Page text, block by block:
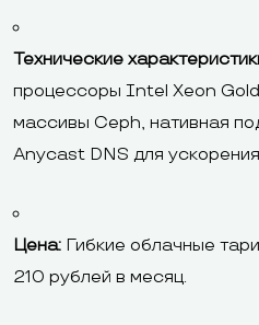
Технические
процессоры Intel Xeon
массивы Ceph, нативная
Anycast DNS для
Цена: Гибкие облачные
210 рублей в месяц.